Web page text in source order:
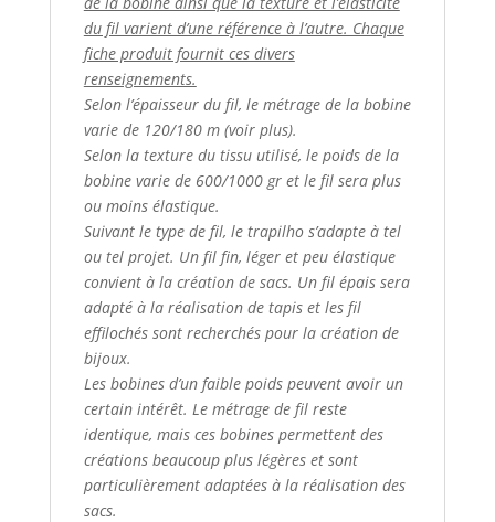
du fil varient d’une référence à l’autre. Chaque
fiche produit fournit ces divers
renseignements.
Selon l’épaisseur du fil, le métrage de la bobine
varie de 120/180 m (voir plus).
Selon la texture du tissu utilisé, le poids de la
bobine varie de 600/1000 gr et le fil sera plus
ou moins élastique.
Suivant le type de fil, le trapilho s’adapte à tel
ou tel projet. Un fil fin, léger et peu élastique
convient à la création de sacs. Un fil épais sera
adapté à la réalisation de tapis et les fil
effilochés sont recherchés pour la création de
bijoux.
Les bobines d’un faible poids peuvent avoir un
certain intérêt. Le métrage de fil reste
identique, mais ces bobines permettent des
créations beaucoup plus légères et sont
particulièrement adaptées à la réalisation des
sacs.